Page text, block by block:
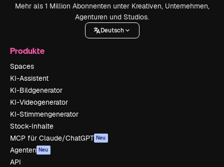
Mehr als 1 Million Abonnenten unter Kreativen, Unternehmen,
Agenturen und Studios.
Deutsch
Produkte
Spaces
KI-Assistent
KI-Bildgenerator
KI-Videogenerator
KI-Stimmengenerator
Stock-Inhalte
MCP für Claude/ChatGPT Neu
Agenten Neu
API